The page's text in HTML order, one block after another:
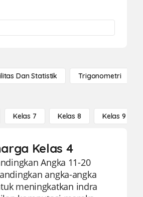
Dan Statistik Trigonometri
Kelas 7 Kelas 8 Kelas 9
Kelas 4
Angka 11-20
angka-angka
meningkatkan indra